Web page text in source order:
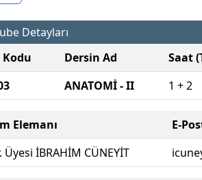
Detayları
Dersin Ad Saat
ANATOMİ - II 1 + 2
Elemanı E-
Üyesi İBRAHİM CÜNEYİT